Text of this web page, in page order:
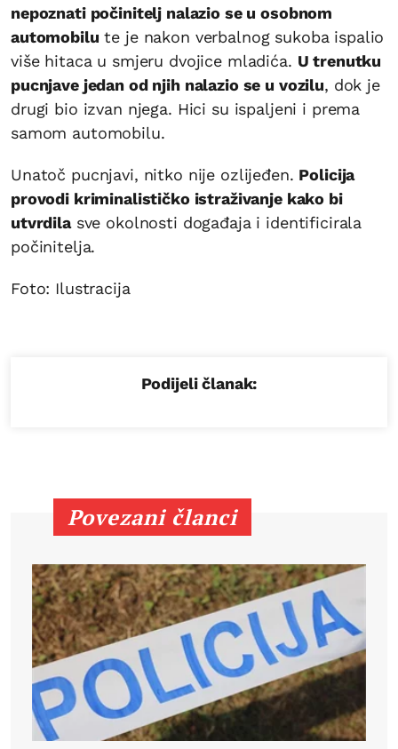
nepoznati počinitelj nalazio se u osobnom
automobilu te je nakon verbalnog sukoba ispalio
više hitaca u smjeru dvojice mladića. U trenutku
pucnjave jedan od njih nalazio se u vozilu, dok je
drugi bio izvan njega. Hici su ispaljeni i prema
samom automobilu.
Unatoč pucnjavi, nitko nije ozlijeđen. Policija
provodi kriminalističko istraživanje kako bi
utvrdilasve okolnosti događaja i identificirala
počinitelja.
Foto: Ilustracija
Podijeli članak:
Povezani članci